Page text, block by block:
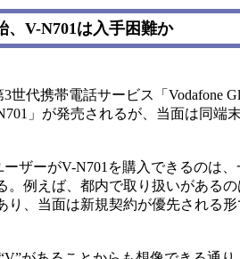
、V-N701は入手困難か
代携帯電話サービス「Vodafone
」が発売されるが、当面は同端
ザーがV-N701を購入できるのは
。例えば、都内で取り扱いがある
り、当面は新規契約が優先される